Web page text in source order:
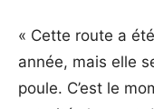
« Cette route a
année, mais elle
poule. C’est le